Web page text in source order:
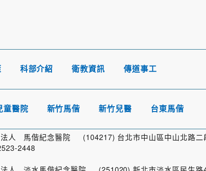
科部介紹 衛教資訊 傳道事工
童醫院 新竹馬偕 新竹兒醫 台東馬偕
法人 馬偕紀念醫院 (104217) 台北市中山區中山北路二
2448